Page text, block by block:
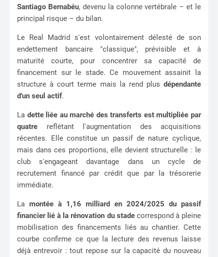
Santiago Bernabéu, devenu la colonne vertébrale – et le
principal risque – du bilan.
Le Real Madrid s'est volontairement délesté de son
endettement bancaire "classique", prévisible et à
maturité courte, pour concentrer sa capacité de
financement sur le stade. Ce mouvement assainit la
structure à court terme mais la rend plus dépendante
d'un seul actif.
La dette liée au marché des transferts est multipliée par
quatre reflétant l'augmentation des acquisitions
récentes. Elle constitue un passif de nature cyclique,
mais dans ces proportions, elle devient structurelle : le
club s'engageant davantage dans un cycle de
recrutement financé par crédit que par la trésorerie
immédiate.
La montée à 1,16 milliard en 2024/2025 du passif
financier lié à la rénovation du stadecorrespond à pleine
mobilisation des financements liés au chantier. Cette
courbe confirme ce que la lecture des revenus laisse
déjà entrevoir : tout repose sur la capacité du nouveau